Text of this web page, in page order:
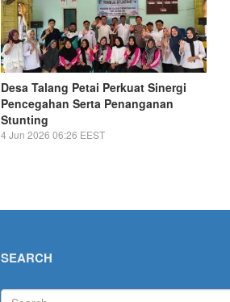
Desa Talang Petai Perkuat Sinergi
Pencegahan Serta Penanganan
Stunting
4 Jun 2026 06:26 EEST
SEARCH
Search